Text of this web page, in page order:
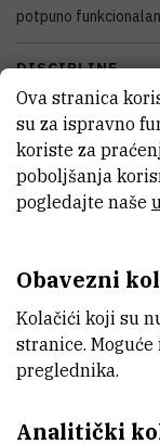
potpuno funkcionalan
DISCIPLINE
Biologija , Kemija
GODINA
2018
Microspin 12, serijski
Ova stranica
su za ispravno
koriste za
poboljšanja
pogledajte naše
Obavezni
Kolačići koji su
stranice.
preglednika.
Analitički